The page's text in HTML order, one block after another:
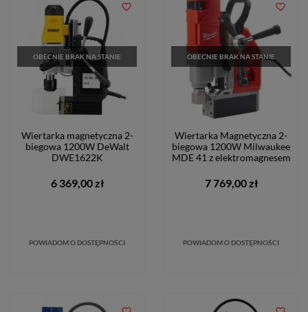
OBECNIE BRAK NA STANIE
Wiertarka magnetyczna 2-
biegowa 1200W DeWalt
DWE1622K
6 369,00 zł
POWIADOM O DOSTĘPNOŚCI
favorite_border
OBECNIE BRAK NA STANIE
Wiertarka Magnetyczna 2-
biegowa 1200W Milwaukee
MDE 41 z elektromagnesem
7 769,00 zł
POWIADOM O DOSTĘPNOŚCI
favorite_border